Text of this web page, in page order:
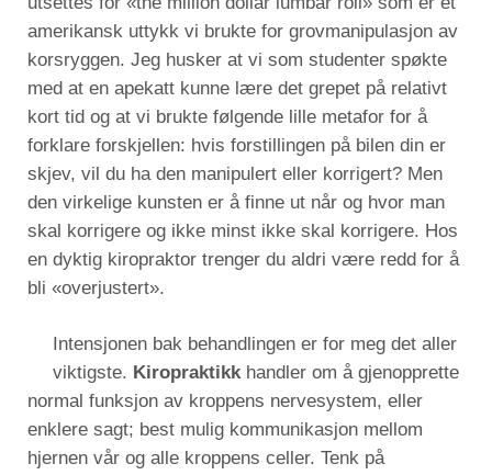
amerikansk uttykk vi brukte for grovmanipulasjon av
korsryggen. Jeg husker at vi som studenter spøkte
med at en apekatt kunne lære det grepet på relativt
kort tid og at vi brukte følgende lille metafor for å
forklare forskjellen: hvis forstillingen på bilen din er
skjev, vil du ha den manipulert eller korrigert? Men
den virkelige kunsten er å finne ut når og hvor man
skal korrigere og ikke minst ikke skal korrigere. Hos
en dyktig kiropraktor trenger du aldri være redd for å
bli «overjustert».
Intensjonen bak behandlingen er for meg det aller
viktigste. Kiropraktikkhandler om å gjenopprette
normal funksjon av kroppens nervesystem, eller
enklere sagt; best mulig kommunikasjon mellom
hjernen vår og alle kroppens celler. Tenk på